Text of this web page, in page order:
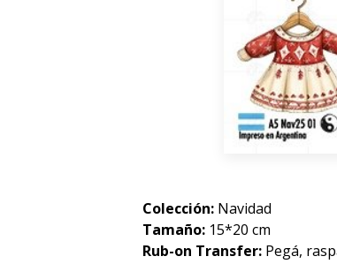
Colección: Navidad
Tamaño: 15*20 cm
Rub-on Transfer: Pegá,